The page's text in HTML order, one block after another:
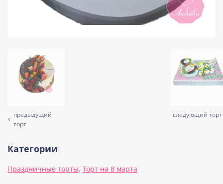
предыдущий
торт
следующий торт
Категории
Праздничные торты, Торт на 8 марта